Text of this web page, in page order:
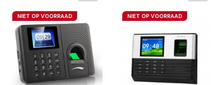
NIET OP VOORRAAD NIET OP VOORRAAD